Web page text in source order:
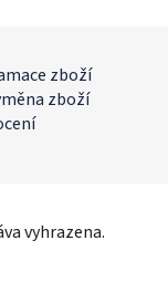
zboží
zboží
vyhrazena.